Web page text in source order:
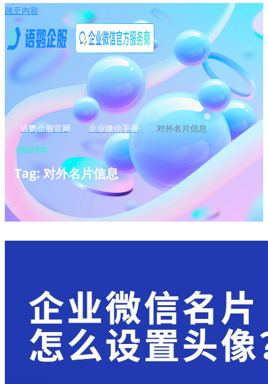
跳至内容
语鹦企服官网 企业微信手册 对外名片信息
企微研究院
Tag: 对外名片信息